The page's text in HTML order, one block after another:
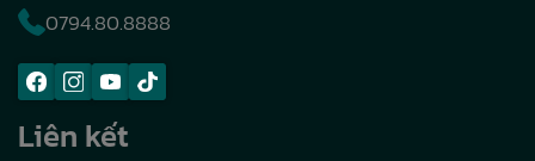
0794.80.8888
Liên kết